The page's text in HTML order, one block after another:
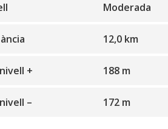
Moderada
12,0 km
+ 188 m
– 172 m